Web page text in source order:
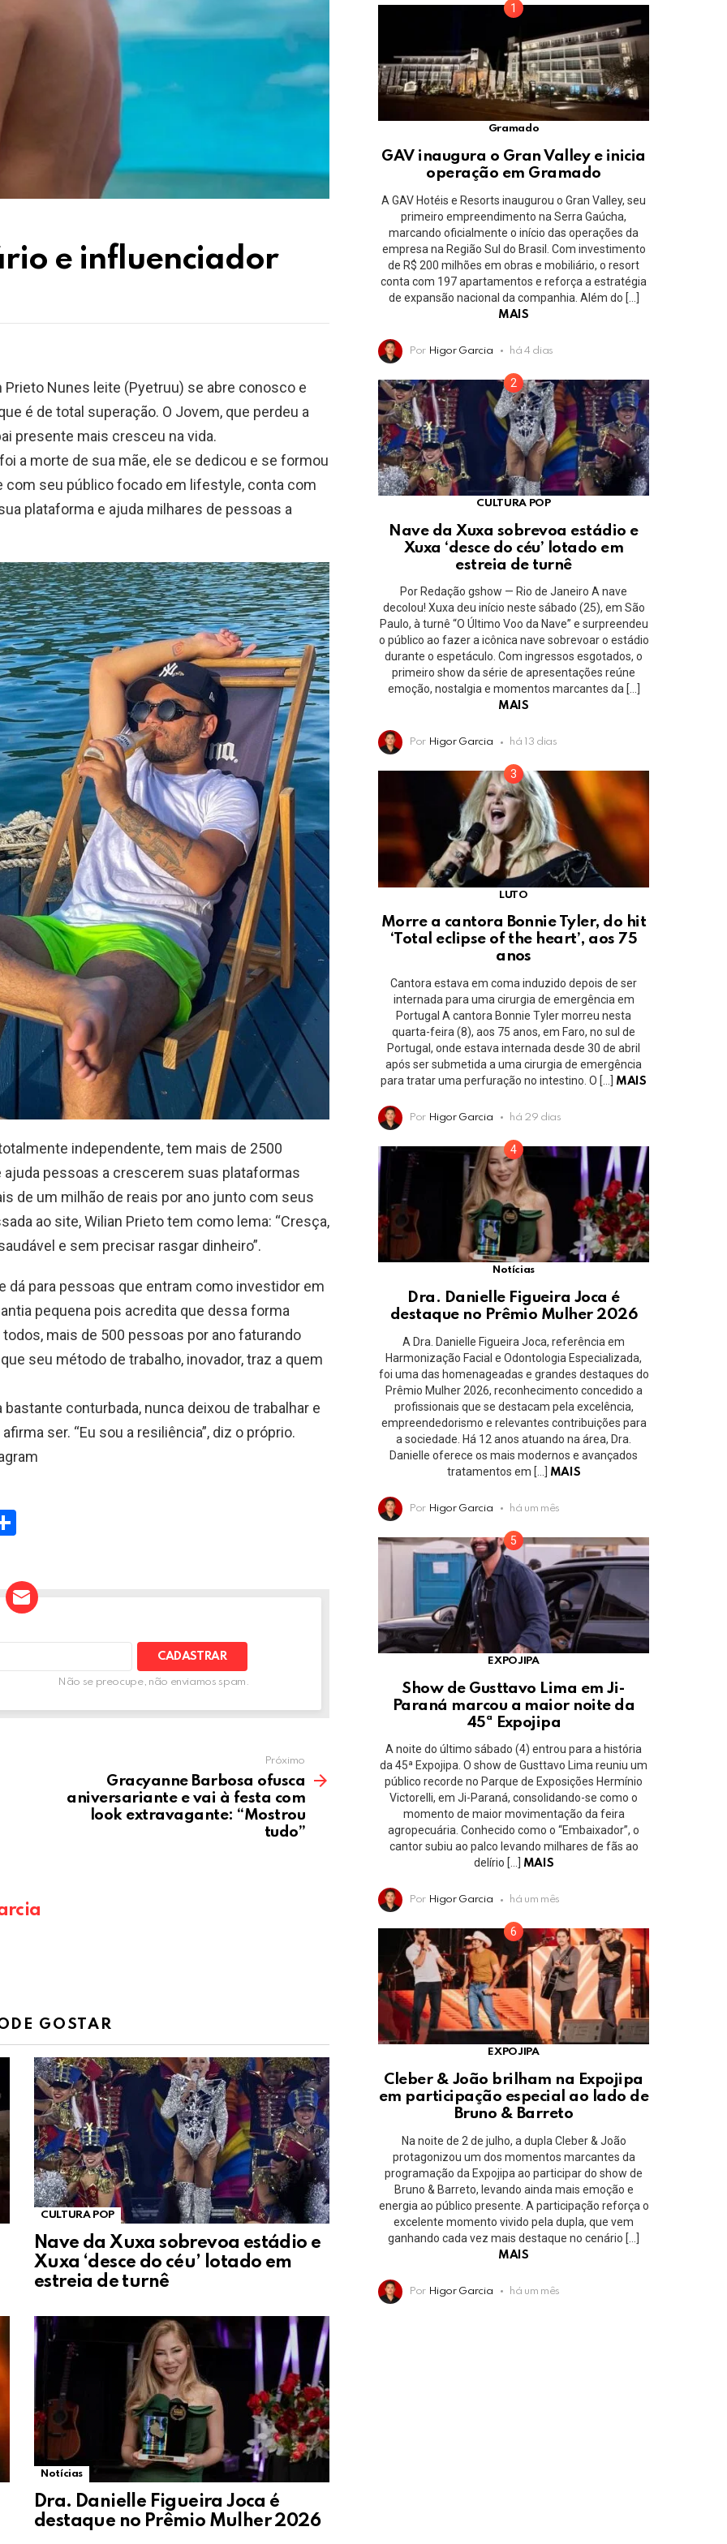
e influenciador
Prieto Nunes leite (Pyetruu) se abre conosco e
é de total superação. O Jovem, que perdeu a
presente mais cresceu na vida.
a morte de sua mãe, ele se dedicou e se formou
com seu público focado em lifestyle, conta com
plataforma e ajuda milhares de pessoas a
independente, tem mais de 2500
pessoas a crescerem suas plataformas
de um milhão de reais por ano junto com seus
ao site, Wilian Prieto tem como lema: “Cresça,
e sem precisar rasgar dinheiro”.
dá para pessoas que entram como investidor em
pequena pois acredita que dessa forma
mais de 500 pessoas por ano faturando
seu método de trabalho, inovador, traz a quem
conturbada, nunca deixou de trabalhar e
ser. “Eu sou a resiliência”, diz o próprio.
ar
e
Não se preocupe, não enviamos spam.
Próximo
Gracyanne Barbosa ofusca
aniversariante e vai à festa com
look extravagante: “Mostrou
tudo”
GOSTAR
CULTURA POP
Nave da Xuxa sobrevoa estádio e
Xuxa ‘desce do céu’ lotado em
estreia de turnê
Notícias
Dra. Danielle Figueira Joca é
destaque no Prêmio Mulher 2026
Gramado
GAV inaugura o Gran Valley e inicia
operação em Gramado
A GAV Hotéis e Resorts inaugurou o Gran Valley, seu
primeiro empreendimento na Serra Gaúcha,
marcando oficialmente o início das operações da
empresa na Região Sul do Brasil. Com investimento
de R$ 200 milhões em obras e mobiliário, o resort
conta com 197 apartamentos e reforça a estratégia
de expansão nacional da companhia. Além do […]
MAIS
Por Higor Garcia há 4 dias
CULTURA POP
Nave da Xuxa sobrevoa estádio e
Xuxa ‘desce do céu’ lotado em
estreia de turnê
Por Redação gshow — Rio de Janeiro A nave
decolou! Xuxa deu início neste sábado (25), em São
Paulo, à turnê “O Último Voo da Nave” e surpreendeu
o público ao fazer a icônica nave sobrevoar o estádio
durante o espetáculo. Com ingressos esgotados, o
primeiro show da série de apresentações reúne
emoção, nostalgia e momentos marcantes da […]
MAIS
Por Higor Garcia há 13 dias
LUTO
Morre a cantora Bonnie Tyler, do hit
‘Total eclipse of the heart’, aos 75
anos
Cantora estava em coma induzido depois de ser
internada para uma cirurgia de emergência em
Portugal A cantora Bonnie Tyler morreu nesta
quarta-feira (8), aos 75 anos, em Faro, no sul de
Portugal, onde estava internada desde 30 de abril
após ser submetida a uma cirurgia de emergência
para tratar uma perfuração no intestino. O […]
MAIS
Por Higor Garcia há 29 dias
Notícias
Dra. Danielle Figueira Joca é
destaque no Prêmio Mulher 2026
A Dra. Danielle Figueira Joca, referência em
Harmonização Facial e Odontologia Especializada,
foi uma das homenageadas e grandes destaques do
Prêmio Mulher 2026, reconhecimento concedido a
profissionais que se destacam pela excelência,
empreendedorismo e relevantes contribuições para
a sociedade. Há 12 anos atuando na área, Dra.
Danielle oferece os mais modernos e avançados
tratamentos em […]
MAIS
Por Higor Garcia há um mês
EXPOJIPA
Show de Gusttavo Lima em Ji-
Paraná marcou a maior noite da
45ª Expojipa
A noite do último sábado (4) entrou para a história
da 45ª Expojipa. O show de Gusttavo Lima reuniu um
público recorde no Parque de Exposições Hermínio
Victorelli, em Ji-Paraná, consolidando-se como o
momento de maior movimentação da feira
agropecuária. Conhecido como o “Embaixador”, o
cantor subiu ao palco levando milhares de fãs ao
delírio […]
MAIS
Por Higor Garcia há um mês
EXPOJIPA
Cleber & João brilham na Expojipa
em participação especial ao lado de
Bruno & Barreto
Na noite de 2 de julho, a dupla Cleber & João
protagonizou um dos momentos marcantes da
programação da Expojipa ao participar do show de
Bruno & Barreto, levando ainda mais emoção e
energia ao público presente. A participação reforça o
excelente momento vivido pela dupla, que vem
ganhando cada vez mais destaque no cenário […]
MAIS
Por Higor Garcia há um mês